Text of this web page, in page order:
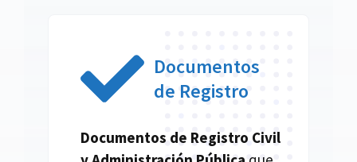
Documentos
de Registro
Documentos de Registro Civil